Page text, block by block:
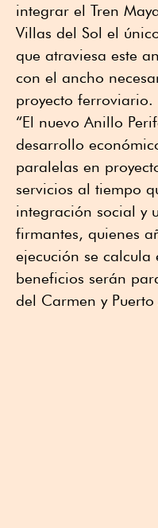
integrar el Tren
Villas del Sol el
que atraviesa este
con el ancho
proyecto ferroviario.
“El nuevo Anillo
desarrollo
paralelas en
servicios al tiempo
integración social y
firmantes, quienes
ejecución se calcula
beneficios serán
del Carmen y Puerto